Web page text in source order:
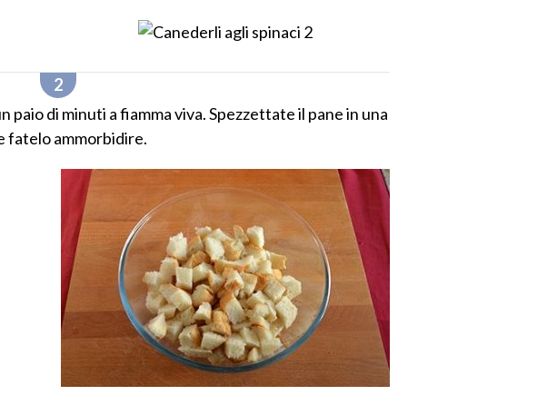
di minuti a fiamma viva. Spezzettate il pane in una
fatelo ammorbidire.